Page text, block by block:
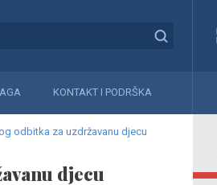
KONTAKT I PODRŠKA
odbitka za uzdržavanu djecu
djecu